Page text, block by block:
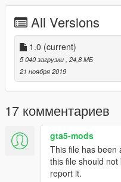
All Versions
1.0 (current)
5 040 загрузки , 24,8 МБ
21 ноября 2019
17 комментариев
gta5-mods
This file has been
this file should
report it.